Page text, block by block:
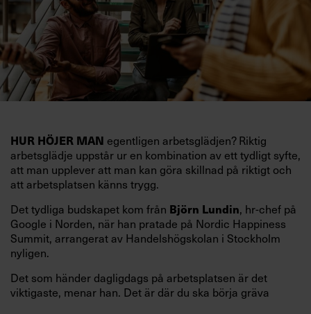
HUR HÖJER MAN egentligen arbetsglädjen? Riktig
arbetsglädje uppstår ur en kombination av ett tydligt syfte,
att man upplever att man kan göra skillnad på riktigt och
att arbetsplatsen känns trygg.
Det tydliga budskapet kom från Björn Lundin, hr-chef på
Google i Norden, när han pratade på Nordic Happiness
Summit, arrangerat av Handelshögskolan i Stockholm
nyligen.
Det som händer dagligdags på arbetsplatsen är det
viktigaste, menar han. Det är där du ska börja gräva